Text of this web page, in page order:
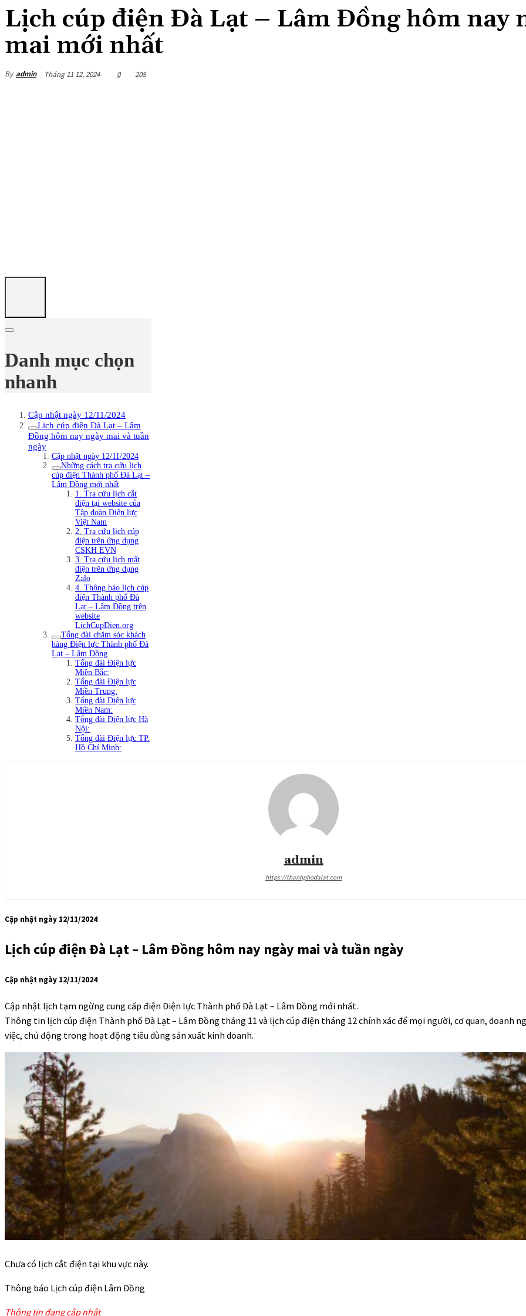
Lịch cúp điện Đà Lạt – Lâm Đồng hôm nay
mai mới nhất
By admin Tháng 11 12, 2024 0 208
Danh mục chọn
nhanh
Cập nhật ngày 12/11/2024
Lịch cúp điện Đà Lạt – Lâm
Đồng hôm nay ngày mai và tuần
ngày
Cập nhật ngày 12/11/2024
Những cách tra cứu lịch
cúp điện Thành phố Đà Lạt –
Lâm Đồng mới nhất
1. Tra cứu lịch cắt
điện tại website của
Tập đoàn Điện lực
Việt Nam
2. Tra cứu lịch cúp
điện trên ứng dụng
CSKH EVN
3. Tra cứu lịch mất
điện trên ứng dụng
Zalo
4. Thông báo lịch cúp
điện Thành phố Đà
Lạt – Lâm Đồng trên
website
LichCupDien.org
Tổng đài chăm sóc khách
hàng Điện lực Thành phố Đà
Lạt – Lâm Đồng
Tổng đài Điện lực
Miền Bắc:
Tổng đài Điện lực
Miền Trung:
Tổng đài Điện lực
Miền Nam:
Tổng đài Điện lực Hà
Nội:
Tổng đài Điện lực TP.
Hồ Chí Minh:
admin
https://thanhphodalat.com
Cập nhật ngày 12/11/2024
Lịch cúp điện Đà Lạt – Lâm Đồng hôm nay ngày mai và tuần ngày
Cập nhật ngày 12/11/2024
Cập nhật lịch tạm ngừng cung cấp điện Điện lực Thành phố Đà Lạt – Lâm Đồng mới nhất.
Thông tin lịch cúp điện Thành phố Đà Lạt – Lâm Đồng tháng 11 và lịch cúp điện tháng 12 chính xác để mọi người, cơ quan, doanh
việc, chủ động trong hoạt động tiêu dùng sản xuất kinh doanh.
Chưa có lịch cắt điện tại khu vực này.
Thông báo Lịch cúp điện Lâm Đồng
Thông tin đang cập nhật